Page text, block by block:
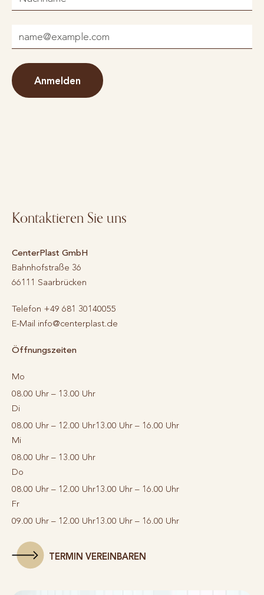
Anmelden
Kontaktieren Sie uns
CenterPlast GmbH
Bahnhofstraße 36
66111 Saarbrücken
Telefon +49 681 30140055
E-Mail info@centerplast.de
Öffnungszeiten
Mo
08.00 Uhr – 13.00 Uhr
Di
08.00 Uhr – 12.00 Uhr13.00 Uhr – 16.00 Uhr
Mi
08.00 Uhr – 13.00 Uhr
Do
08.00 Uhr – 12.00 Uhr13.00 Uhr – 16.00 Uhr
Fr
09.00 Uhr – 12.00 Uhr13.00 Uhr – 16.00 Uhr
TERMIN VEREINBAREN